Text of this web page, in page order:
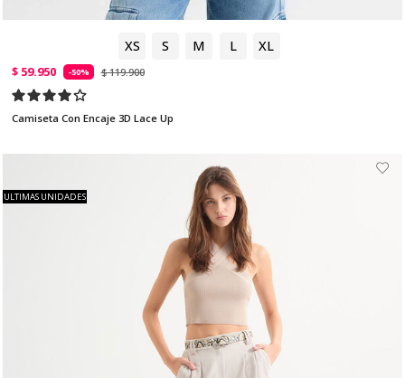
XS S M L XL
$ 59.950 -50% $ 119.900
Camiseta Con Encaje 3D Lace Up
ULTIMAS UNIDADES